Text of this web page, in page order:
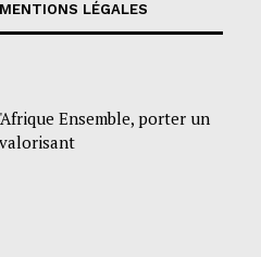
MENTIONS LÉGALES
Ensemble, porter un